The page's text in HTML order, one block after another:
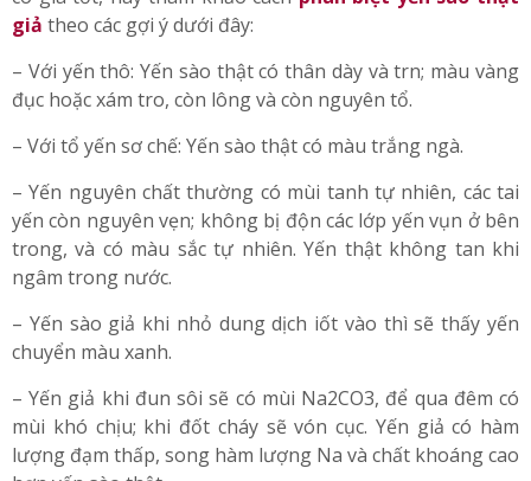
Trước khi tìm hiểu xem mua
có giá tốt, hãy tham khảo cáchphân biệt yến sào thật
giảtheo các gợi ý dưới đây:
– Với yến thô: Yến sào thật có thân dày và trn; màu vàng
– Với tổ yến sơ chế: Yến sào thật có màu trắng ngà.
– Yến nguyên chất thường có mùi tanh tự nhiên, các tai
yến còn nguyên vẹn; không bị độn các lớp yến vụn ở bên
trong, và có màu sắc tự nhiên. Yến thật không tan khi
ngâm trong nước.
– Yến sào giả khi nhỏ dung dịch iốt vào thì sẽ thấy yến
chuyển màu xanh.
– Yến giả khi đun sôi sẽ có mùi Na2CO3, để qua đêm có